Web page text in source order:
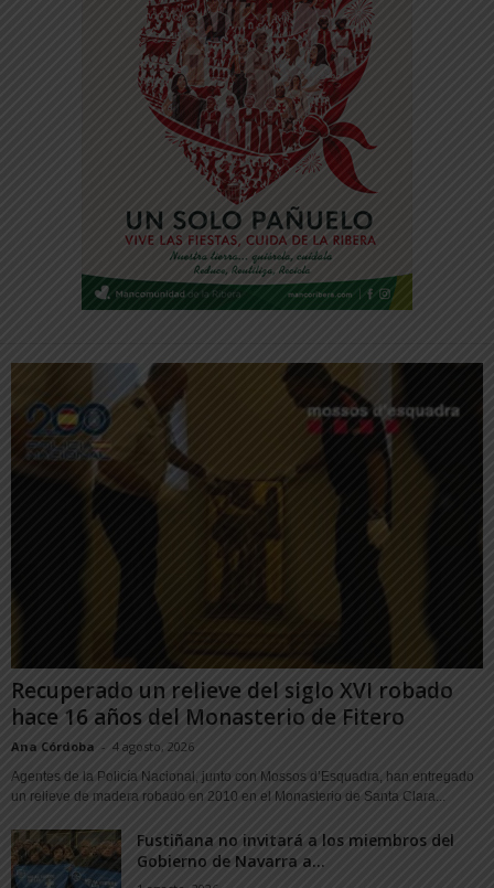
Recuperado un relieve del siglo XVI robado
hace 16 años del Monasterio de Fitero
Ana Córdoba - 4 agosto, 2026
Agentes de la Policía Nacional, junto con Mossos d’Esquadra, han entregado
un relieve de madera robado en 2010 en el Monasterio de Santa Clara...
Fustiñana no invitará a los miembros del
Gobierno de Navarra a...